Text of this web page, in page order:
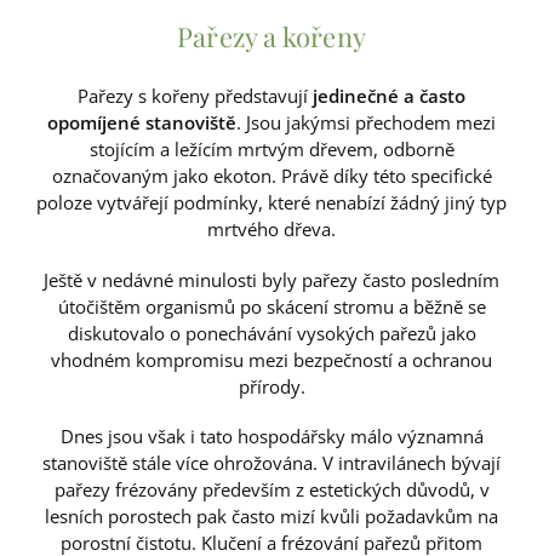
Pařezy a kořeny
Pařezy s kořeny představují jedinečné a často
opomíjené stanoviště. Jsou jakýmsi přechodem mezi
stojícím a ležícím mrtvým dřevem, odborně
označovaným jako ekoton. Právě díky této specifické
poloze vytvářejí podmínky, které nenabízí žádný jiný typ
mrtvého dřeva.
Ještě v nedávné minulosti byly pařezy často posledním
útočištěm organismů po skácení stromu a běžně se
diskutovalo o ponechávání vysokých pařezů jako
vhodném kompromisu mezi bezpečností a ochranou
přírody.
Dnes jsou však i tato hospodářsky málo významná
stanoviště stále více ohrožována. V intravilánech bývají
pařezy frézovány především z estetických důvodů, v
lesních porostech pak často mizí kvůli požadavkům na
porostní čistotu. Klučení a frézování pařezů přitom